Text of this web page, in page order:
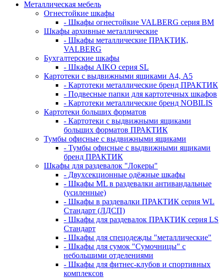
Металлическая мебель
Огнестойкие шкафы
- Шкафы огнестойкие VALBERG серия BM
Шкафы архивные металлические
- Шкафы металлические ПРАКТИК,
VALBERG
Бухгалтерские шкафы
- Шкафы AIKO серия SL
Картотеки с выдвижными ящиками А4, А5
- Картотеки металлические бренд ПРАКТИК
- Подвесные папки для картотечных шкафов
- Картотеки металлические бренд NOBILIS
Картотеки больших форматов
- Картотеки с выдвижными ящиками
больших форматов ПРАКТИК
Тумбы офисные с выдвижными ящиками
- Тумбы офисные с выдвижными ящиками
бренд ПРАКТИК
Шкафы для раздевалок "Локеры"
- Двухсекционные одёжные шкафы
- Шкафы ML в раздевалки антивандальные
(усиленные)
- Шкафы в раздевалки ПРАКТИК серия WL
Стандарт (ЛДСП)
- Шкафы для раздевалок ПРАКТИК серия LS
Стандарт
- Шкафы для спецодежды "металлические"
- Шкафы для сумок "Сумочницы" с
небольшими отделениями
- Шкафы для фитнес-клубов и спортивных
комплексов